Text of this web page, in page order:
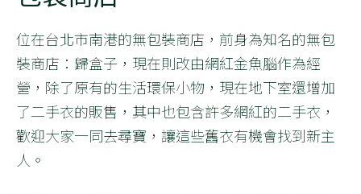
位在台北市南港的無包裝商店，前身為知名的無包
裝商店：歸盒子，現在則改由網紅金魚腦作為經
營，除了原有的生活環保小物，現在地下室還增加
了二手衣的販售，其中也包含許多網紅的二手衣，
歡迎大家一同去尋寶，讓這些舊衣有機會找到新主
人。